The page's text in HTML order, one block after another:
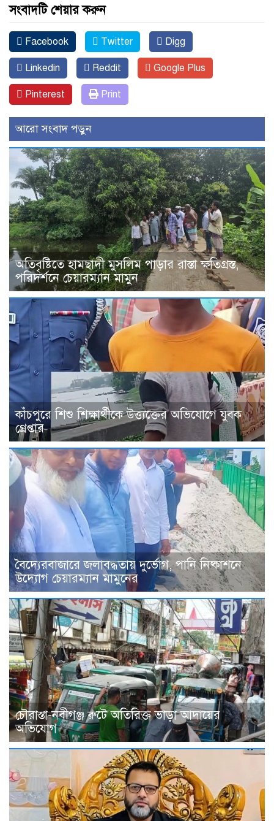
সংবাদটি শেয়ার করুন
Facebook Twitter Digg
Linkedin Reddit Google Plus
Pinterest Print
আরো সংবাদ পড়ুন
অতিবৃষ্টিতে হামছাদী মুসলিম পাড়ার রাস্তা ক্ষতিগ্রস্ত,
পরিদর্শনে চেয়ারম্যান মামুন
কাঁচপুরে শিশু শিক্ষার্থীকে উত্ত্যক্তের অভিযোগে যুবক
গ্রেপ্তার
বৈদ্যেরবাজারে জলাবদ্ধতায় দুর্ভোগ, পানি নিষ্কাশনে
উদ্যোগ চেয়ারম্যান মামুনের
চৌরাস্তা-নবীগঞ্জ রুটে অতিরিক্ত ভাড়া আদায়ের
অভিযোগ